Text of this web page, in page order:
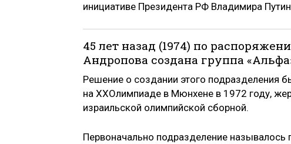
инициативе Президента РФ Владимира
45 лет назад (1974) по
Андропова создана группа
Решение о создании этого подразделения
на XXОлимпиаде в Мюнхене в 1972 году,
израильской олимпийской сборной.
Первоначально подразделение называлось